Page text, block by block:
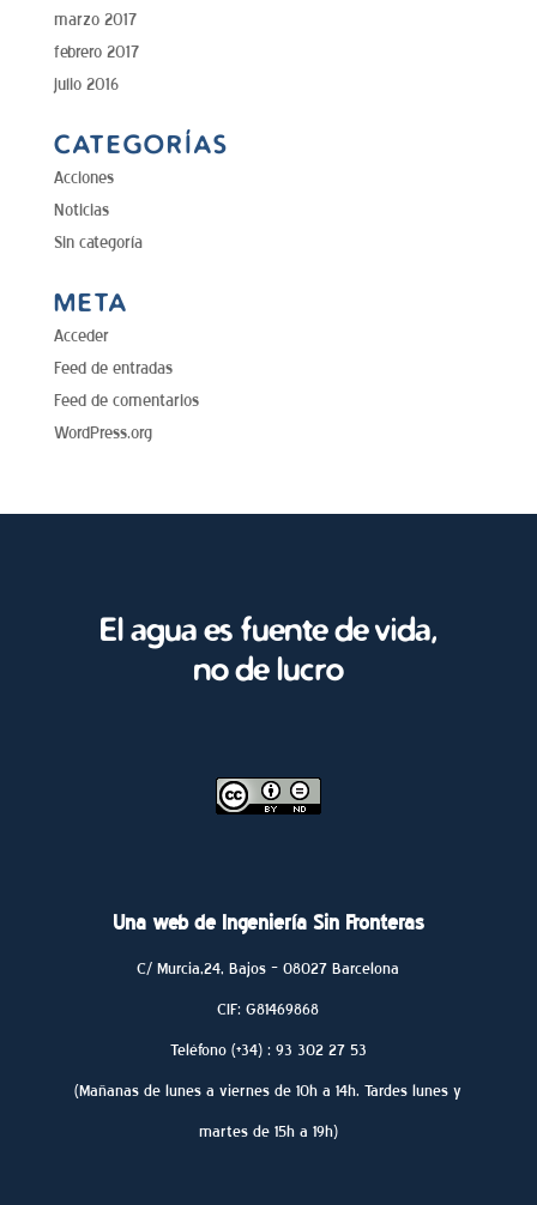
marzo 2017
febrero 2017
julio 2016
CATEGORÍAS
Acciones
Noticias
Sin categoría
META
Acceder
Feed de entradas
Feed de comentarios
WordPress.org
El agua es fuente de vida,
no de lucro
Una web de Ingeniería Sin Fronteras
C/ Murcia,24, Bajos – 08027 Barcelona
CIF: G81469868
Teléfono (+34) : 93 302 27 53
(Mañanas de lunes a viernes de 10h a 14h. Tardes lunes y
martes de 15h a 19h)